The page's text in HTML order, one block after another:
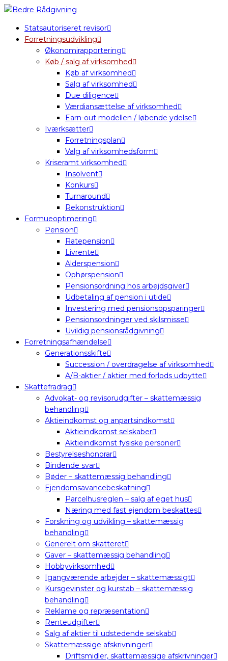
Statsautoriseret revisor
Forretningsudvikling
Økonomirapportering
Køb / salg af virksomhed
Køb af virksomhed
Salg af virksomhed
Due diligence
Værdiansættelse af virksomhed
Earn-out modellen / løbende ydelse
Iværksætter
Forretningsplan
Valg af virksomhedsform
Kriseramt virksomhed
Insolvent
Konkurs
Turnaround
Rekonstruktion
Formueoptimering
Pension
Ratepension
Livrente
Alderspension
Ophørspension
Pensionsordning hos arbejdsgiver
Udbetaling af pension i utide
Investering med pensionsopsparinger
Pensionsordninger ved skilsmisse
Uvildig pensionsrådgivning
Forretningsafhændelse
Generationsskifte
Succession / overdragelse af virksomhed
A/B-aktier / aktier med forlods udbytte
Skattefradrag
Advokat- og revisorudgifter – skattemæssig
behandling
Aktieindkomst og anpartsindkomst
Aktieindkomst selskaber
Aktieindkomst fysiske personer
Bestyrelseshonorar
Bindende svar
Bøder – skattemæssig behandling
Ejendomsavancebeskatning
Parcelhusreglen – salg af eget hus
Næring med fast ejendom beskattes
Forskning og udvikling – skattemæssig
behandling
Generelt om skatteret
Gaver – skattemæssig behandling
Hobbyvirksomhed
Igangværende arbejder – skattemæssigt
Kursgevinster og kurstab – skattemæssig
behandling
Reklame og repræsentation
Renteudgifter
Salg af aktier til udstedende selskab
Skattemæssige afskrivninger
Driftsmidler, skattemæssige afskrivninger